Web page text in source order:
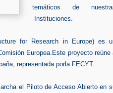
temáticos de
Instituciones.
for Research in Europe) es
Europea.Este proyecto reúne
representada porla FECYT.
el Piloto de Acceso Abierto en